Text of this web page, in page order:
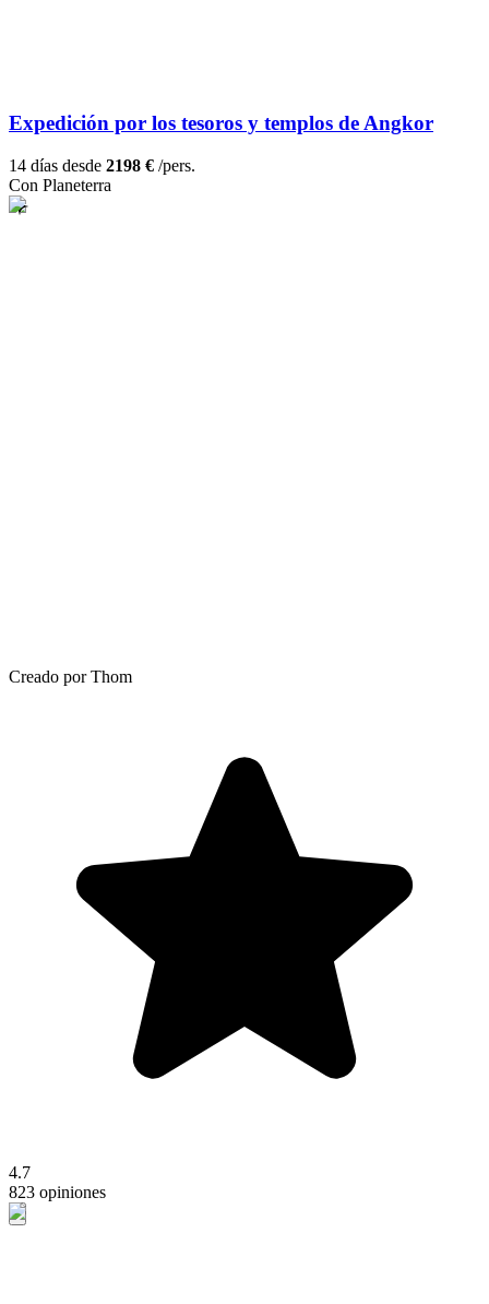
Expedición por los tesoros y templos de Angkor
14 días desde 2198 € /pers.
Con Planeterra
Creado por Thom
4.7
823 opiniones